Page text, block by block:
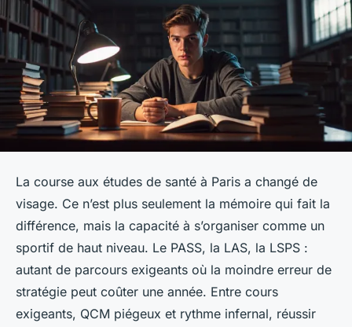
La course aux études de santé à Paris a changé de
visage. Ce n’est plus seulement la mémoire qui fait la
différence, mais la capacité à s’organiser comme un
sportif de haut niveau. Le PASS, la LAS, la LSPS :
autant de parcours exigeants où la moindre erreur de
stratégie peut coûter une année. Entre cours
exigeants, QCM piégeux et rythme infernal, réussir